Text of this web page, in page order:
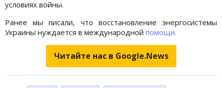
условиях войны.
Ранее мы писали, что восстановление энергосистемы
Украины нуждается в международной помощи.
Читайте нас в Google.News